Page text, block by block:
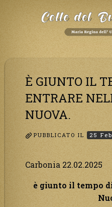
È GIUNTO IL
ENTRARE
NUOVA.
PUBBLICATO IL 25
Carbonia 22.02.2025
ègiunto il tempo